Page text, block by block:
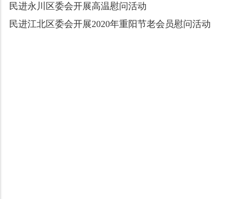
民进永川区委会开展高温慰问活动
民进江北区委会开展2020年重阳节老会员慰问活动